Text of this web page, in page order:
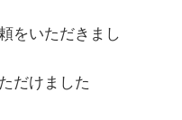
をいただきまし
だけました